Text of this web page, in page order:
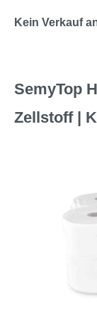
Kein Verkauf
SemyTop
Zellstoff |